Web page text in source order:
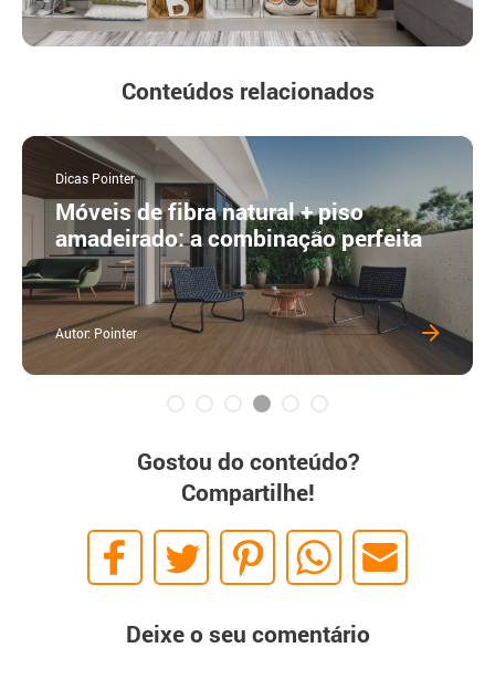
Conteúdos relacionados
Dicas Pointer
Móveis de fibra natural + piso
amadeirado: a combinação perfeita
Autor: Pointer
Gostou do conteúdo?
Compartilhe!
Deixe o seu comentário